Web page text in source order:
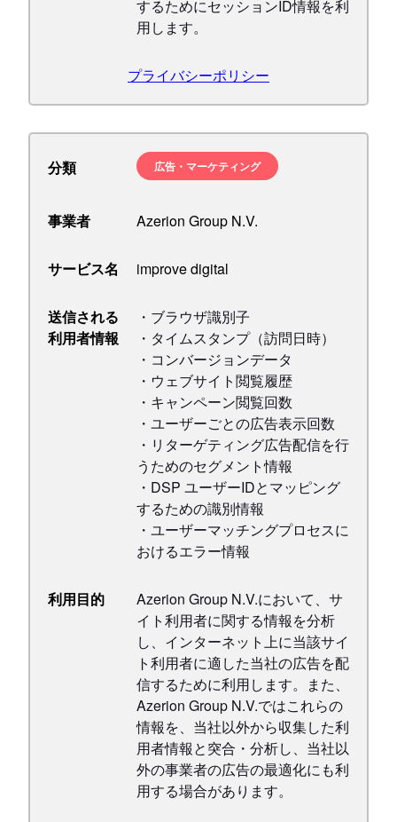
するためにセッションID情報を利
用します。
プライバシーポリシー
分類 広告・マーケティング
事業者 Azerion Group N.V.
サービス名 improve digital
送信される
利用者情報
・ブラウザ識別子
・タイムスタンプ（訪問日時）
・コンバージョンデータ
・ウェブサイト閲覧履歴
・キャンペーン閲覧回数
・ユーザーごとの広告表示回数
・リターゲティング広告配信を行
うためのセグメント情報
・DSP ユーザーIDとマッピング
するための識別情報
・ユーザーマッチングプロセスに
おけるエラー情報
利用目的
Azerion Group N.V.において、サ
イト利用者に関する情報を分析
し、インターネット上に当該サイ
ト利用者に適した当社の広告を配
信するために利用します。また、
Azerion Group N.V.ではこれらの
情報を、当社以外から収集した利
用者情報と突合・分析し、当社以
外の事業者の広告の最適化にも利
用する場合があります。